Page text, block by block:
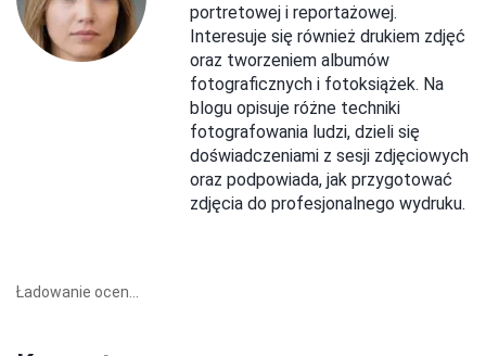
portretowej i reportażowej.
Interesuje się również drukiem zdjęć
oraz tworzeniem albumów
fotograficznych i fotoksiążek. Na
blogu opisuje różne techniki
fotografowania ludzi, dzieli się
doświadczeniami z sesji zdjęciowych
oraz podpowiada, jak przygotować
zdjęcia do profesjonalnego wydruku.
Ładowanie ocen...